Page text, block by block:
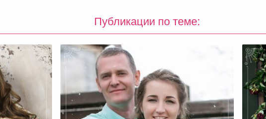
Публикации по теме: